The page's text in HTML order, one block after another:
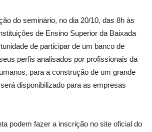
do seminário, no dia 20/10, das 8h às
de Ensino Superior da Baixada
de participar de um banco de
perfis analisados por profissionais da
para a construção de um grande
disponibilizado para as empresas
podem fazer a inscrição no site oficial do